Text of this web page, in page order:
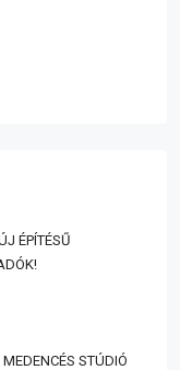
ÉPÍTÉSŰ
STÚDIÓ